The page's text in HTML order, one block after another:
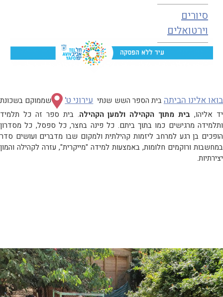
סיורים
וירטואלים
בואו אלינו הביתהבית הספר השש שנתי עירוני ט'
שממוקם בשכונת
יד אליהו, בית מתוך הקהילה ולמען הקהילה. בית ספר זה כל תלמיד
ותלמידה מרגישים כמו בתוך ביתם. כל פינה בחצר, כל ספסל, כל מסדרון
הופכים בן רגע למרחב ליזמות קהילתית ולמקום שבו מדברים ועושים סדר
במחשבות ורוקמים חלומות, באמצעות למידה "מייקרית", עזרה לקהילה והמון
יצירתיות.